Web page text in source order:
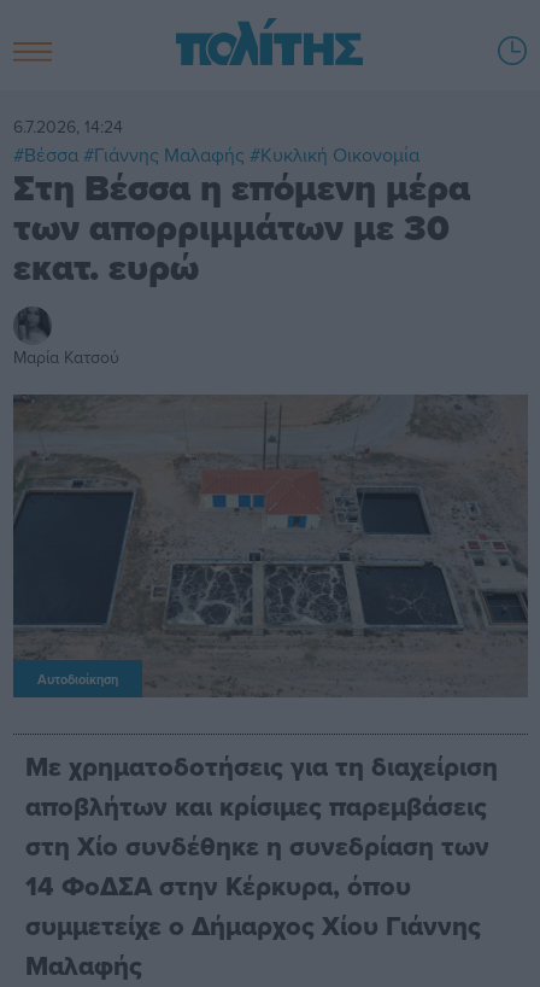
6.7.2026, 14:24
#Βέσσα #Γιάννης Μαλαφής #Κυκλική Οικονομία
Στη Βέσσα η επόμενη μέρα
των απορριμμάτων με 30
εκατ. ευρώ
Μαρία Κατσού
Αυτοδιοίκηση
Με χρηματοδοτήσεις για τη διαχείριση
αποβλήτων και κρίσιμες παρεμβάσεις
στη Χίο συνδέθηκε η συνεδρίαση των
14 ΦοΔΣΑ στην Κέρκυρα, όπου
συμμετείχε ο Δήμαρχος Χίου Γιάννης
Μαλαφής